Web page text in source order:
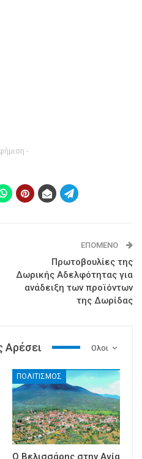
-
ΕΠΌΜΕΝΟ
Πρωτοβουλίες της
Δωρικής Αδελφότητας για
ανάδειξη των προϊόντων
της Δωρίδας
Ολοι
Αρέσει
ΠΟΛΙΤΙΣΜΟΣ
Ο Βελισσάρης στην Αγία